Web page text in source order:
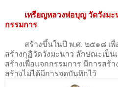
เหรียญหลวงพ่อบุญ วัดวังม
กรรมการ
สร้างขึ้นในปี พ.ศ. ๒๕๑๘ เพื่อ
สร้างกุฏิวัดวังมะนาว ลักษณะเป็น
สร้างเพื่อแจกกรรมการ มีการสร้
สร้างไม่ได้มีการจดบันทึกไว้